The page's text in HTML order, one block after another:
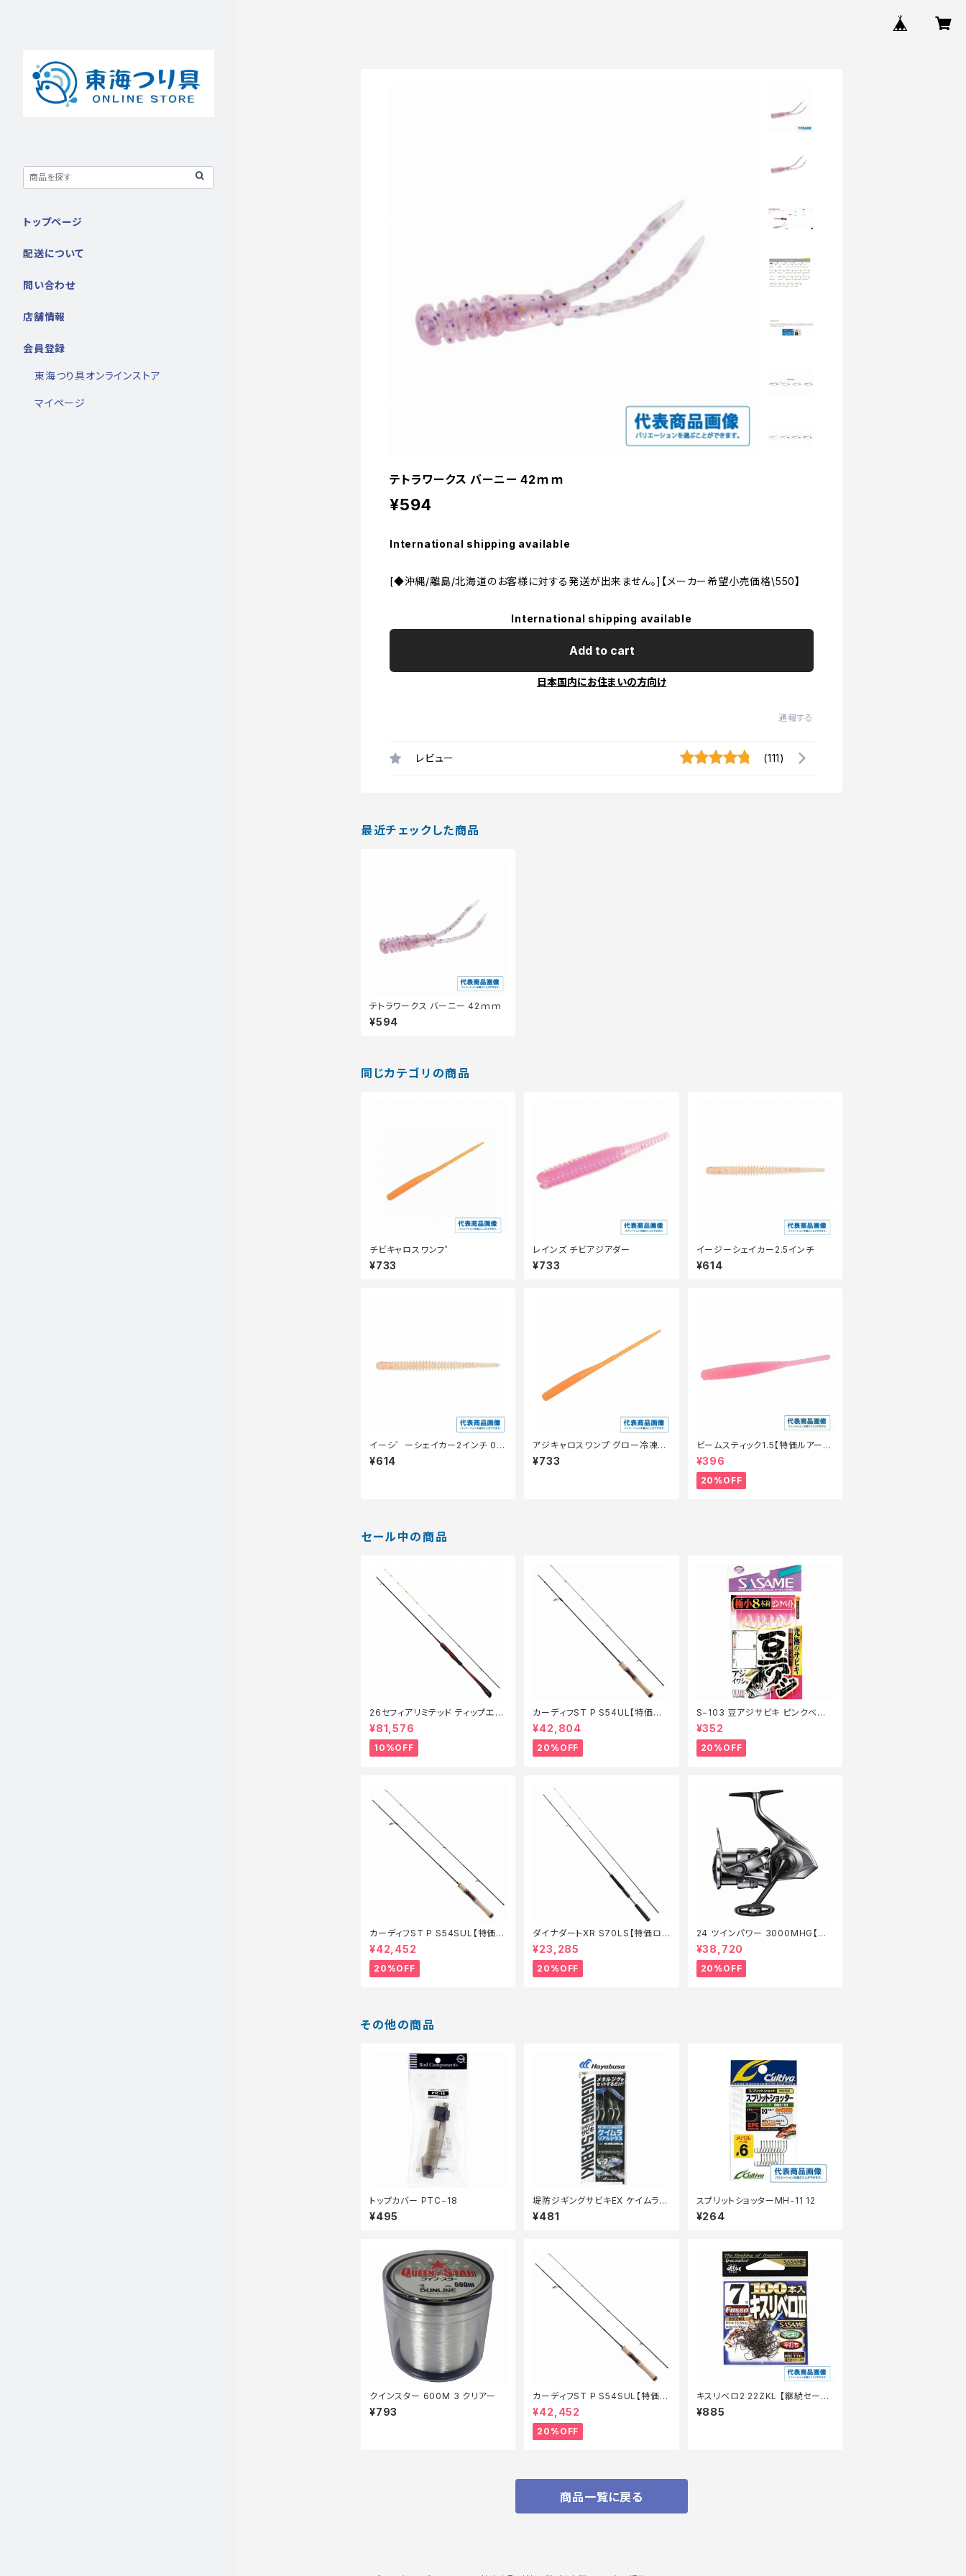
テトラワークス バーニー 42ｍｍ
¥594
International shipping available
[◆沖縄/離島/北海道のお客様に対する発送が出来ません。]【メーカー希望小売価格\550】
International shipping available
Add to cart
日本国内にお住まいの方向け
通報する
レビュー (111)
最近チェックした商品
テトラワークス バーニー 42ｍｍ
¥594
同じカテゴリの商品
チビキャロスワンフ゜
¥733
レインズ チビアジアダー
¥733
イージーシェイカー2.5インチ
¥614
イーシ゛ーシェイカー2インチ 02
6 クリアーシャートリュースク゛ロ
ー
¥614
アジキャロスワンプ グロー冷凍ミ
カン
¥733
ビームスティック1.5【特価ルアー】
【20】
¥396
20%OFF
セール中の商品
26セフィアリミテッド ティップエギ
ング S63ML+S【継続セール_ロッ
ド】【10】
¥81,576
10%OFF
カーディフST P S54UL【特価ロッ
ド】【20】
¥42,804
20%OFF
S−103 豆アジサビキ ピンクベイト
1【特価仕掛】【20】
¥352
20%OFF
カーディフST P S54SUL【特価ロ
ッド】【20】
¥42,452
20%OFF
ダイナダートXR S70LS【特価ロッ
ド】【20】
¥23,285
20%OFF
24 ツインパワー 3000MHG【特
価リール】【20】
¥38,720
20%OFF
その他の商品
トップカバー PTC−18
¥495
堤防ジギングサビキEX ケイムラリ
アルシラス2本FS702ーS
¥481
スプリットショッターMH-11 12
¥264
クインスター 600M 3 クリアー
¥793
カーディフST P S54SUL【特価ロ
ッド】【20】
¥42,452
20%OFF
キスリベロ2 22ZKL 【継続セール_
仕掛】
¥885
商品一覧に戻る
トップページ
配送について
問い合わせ
店舗情報
会員登録
東海つり具オンラインストア
マイページ